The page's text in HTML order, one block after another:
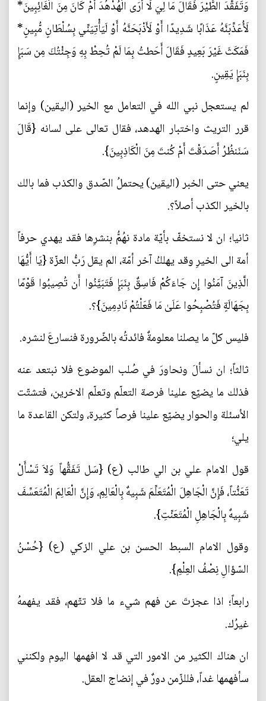
وَتَفَقَّدَ الطَّيْرَ فَقَالَ مَا لِيَ لَا أَرَى الْهُدْهُدَ أَمْ كَانَ مِنَ الْغَائِبِينَ*
لَأُعَذِّبَنَّهُ عَذَابًا شَدِيدًا أَوْ لَأَذْبَحَنَّهُ أَوْ لَيَأْتِيَنِّي بِسُلْطَانٍ مُّبِينٍ*
فَمَكَثَ غَيْرَ بَعِيدٍ فَقَالَ أَحَطتُ بِمَا لَمْ تُحِطْ بِهِ وَجِئْتُكَ مِن سَبَإٍ
بِنَبَإٍ يَقِينٍ.
لم يستعجل نبي الله في التعامل مع الخير (اليقين) وإنما
قرر التريث واختبار الهدهد، فقال تعالى على لسانه {قَالَ
سَنَنظُرُ أَصَدَقْتَ أَمْ كُنتَ مِنَ الْكَاذِبِينَ}.
يعني حتى الخبر (اليقين) يحتملُ الصّدق والكذب فما بالك
بالخير الكذب أصلاً؟.
ثانيا؛ ان لا نستخفّ بأيّة مادة نهُمُّ بنشرِها فقد يهدي حرفاً
أمة الى الخيرِ وقد يهلكُ آخر أمّة، الم يقل رَبُّ العزّة {يَا أَيُّهَا
الَّذِينَ آمَنُوا إِن جَاءَكُمْ فَاسِقٌ بِنَبَإٍ فَتَبَيَّنُوا أَن تُصِيبُوا قَوْمًا
بِجَهَالَةٍ فَتُصْبِحُوا عَلَىٰ مَا فَعَلْتُمْ نَادِمِينَ}؟.
فليس كلّ ما يصلنا معلومةٌ فائدتُه بالضّرورة فنسارعَ لنشره.
ثالثاً؛ ان نسألَ ونحاورَ في صُلب الموضوع فلا نبتعد عنه
فذلك ما يضيّع علينا فرصة التعلّم وتعلّم الاخرين، فتشتّت
الأسئلة والحوار يضيّع علينا فرصاً كثيرة، ولتكن القاعدة ما
يلي؛
قول الامام علي بن الي طالب (ع) {سَل تَفَقُّهاً وَلاَ تَسْأَلْ
تَعَنُّتاً، فَإِنَّ الْجَاهِلَ الْمُتَعَلِّمَ شَبِيهٌ بِالْعَالِمِ، وَإِنَّ الْعَالِمَ الْمُتَعَسِّفَ
شَبِيهٌ بِالْجَاهِلِ الْمُتَعَنِّتِ}.
وقول الامام السبط الحسن بن علي الزكي (ع) {حُسْنُ
السّؤالِ نِصْفُ العِلْمِ}.
رابعاً؛ اذا عجزتَ عن فهم شيء ما فلا تتّهم، فقد يفهمهُ
غيرُك.
ان هناك الكثير من الامور التي قد لا افهمها اليوم ولكنني
سأفهمها غداً، فللزّمن دورٌ في إنضاج العقل.